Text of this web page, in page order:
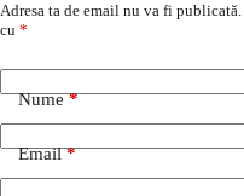
Adresa ta de email nu va fi publicată.
cu *
Nume*
Email*